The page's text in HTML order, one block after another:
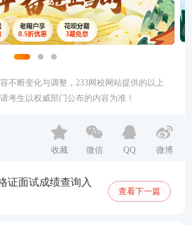
不断变化与调整，233网校网站提供的以上
考生以权威部门公布的内容为准！
收藏 微信 QQ 微博
证面试成绩查询入
查看下一篇